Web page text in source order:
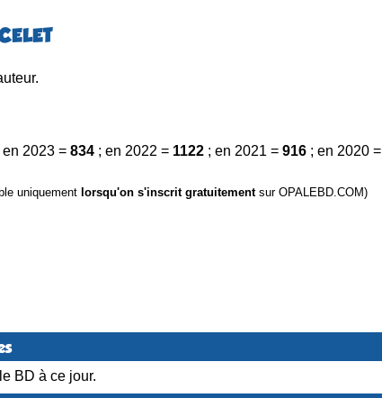
en 2023 = 834 ; en 2022 = 1122 ; en 2021 = 916 ; en 2020 =
uniquement lorsqu'on s'inscrit gratuitementsur OPALEBD.COM)
BD à ce jour.